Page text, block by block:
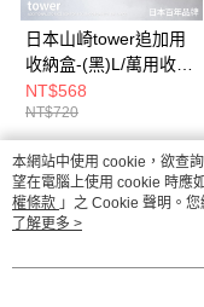
日本山崎tower追加用
收納盒-(黑)L/萬用收納
盒/手把收納盒/儲物盒
NT$568
NT$720
熱門標籤
本網站中使用 cookie，欲查
望在電腦上使用 cookie 時應
權條款 」之 Cookie 聲明。
用條款之 Cookie 聲明使用
了解更多 >